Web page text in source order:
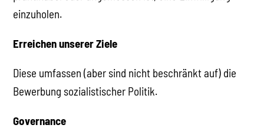
einzuholen.
Erreichen unserer Ziele
Diese umfassen (aber sind nicht beschränkt auf) die
Bewerbung sozialistischer Politik.
Governance